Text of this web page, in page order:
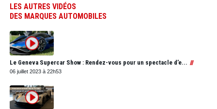
LES AUTRES VIDÉOS
DES MARQUES AUTOMOBILES
Le Geneva Supercar Show : Rendez-vous pour un spectacle d’e...
06 juillet 2023 à 22h53